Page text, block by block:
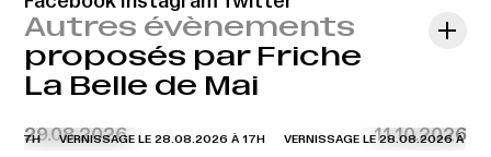
Autres évènements
proposés par Friche
La Belle de Mai
29.08.2026 11.10.2026
17H VERNISSAGE LE 28.08.2026 À 17H VERNISSAGE LE 28.08.2026 À 17H